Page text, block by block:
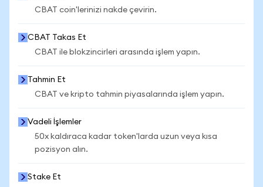
CBAT coin'lerinizi nakde çevirin.
CBAT Takas Et
CBAT ile blokzincirleri arasında işlem yapın.
Tahmin Et
CBAT ve kripto tahmin piyasalarında işlem yapın.
Vadeli İşlemler
50x kaldıraca kadar token'larda uzun veya kısa
pozisyon alın.
Stake Et